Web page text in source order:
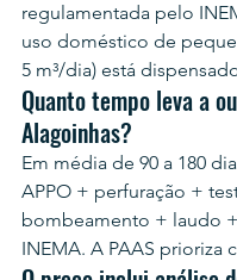
regulamentada pelo
uso doméstico de
5 m³/dia) está
Quanto tempo leva a
Alagoinhas?
Em média de 90 a 180
APPO + perfuração +
bombeamento + laudo
INEMA. A PAAS prioriza